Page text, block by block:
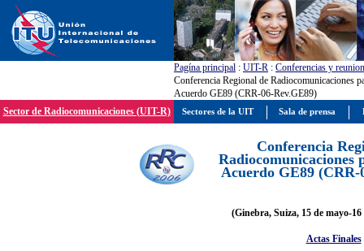
Pagína principal : UIT-R : Conferencias y
Conferencia Regional de Radiocomunicaciones
Acuerdo GE89 (CRR-06-Rev.GE89)
Sector de Radiocomunicaciones (UIT-R)
Conferencia
Radiocomunicaciones
Acuerdo GE89 (CRR-
(Ginebra, Suiza, 15 de mayo-
Actas Finales
Sectores de la UIT Sala de prensa